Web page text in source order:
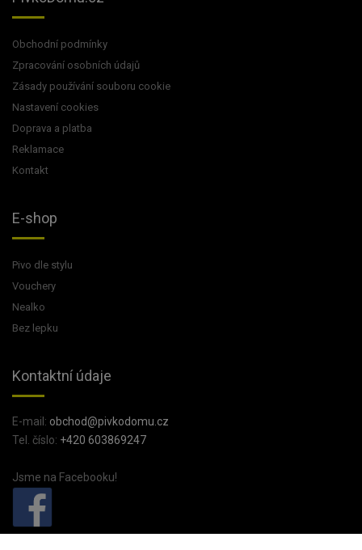
Obchodní podmínky
Zpracování osobních údajů
Zásady používání souboru cookie
Nastavení cookies
Doprava a platba
Reklamace
Kontakt
E-shop
Pivo dle stylu
Vouchery
Nealko
Bez lepku
Kontaktní údaje
E-mail: obchod@pivkodomu.cz
Tel. číslo: +420 603869247
Jsme na Facebooku!